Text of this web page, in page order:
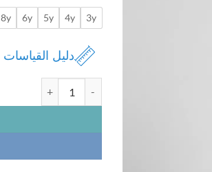
3y
4y
5y
6y
8y
دليل القياسات